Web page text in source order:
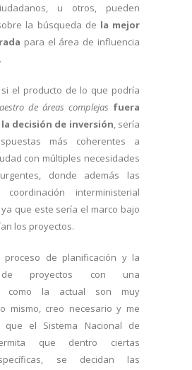
u otros, pueden
la búsqueda de la mejor
para el área de influencia
el producto de lo que podría
de áreas complejas fuera
decisión de inversión, sería
más coherentes a
con múltiples necesidades
donde además las
interministerial
que este sería el marco bajo
los proyectos.
de planificación y la
de proyectos con una
como la actual son muy
mismo, creo necesario y me
que el Sistema Nacional de
que dentro ciertas
se decidan las